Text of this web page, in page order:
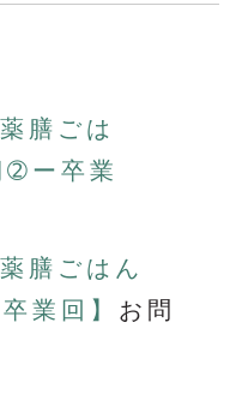
膳ごは
ー卒業
薬膳ごはん
業回】 お問